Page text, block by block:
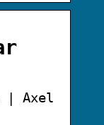
| Axel